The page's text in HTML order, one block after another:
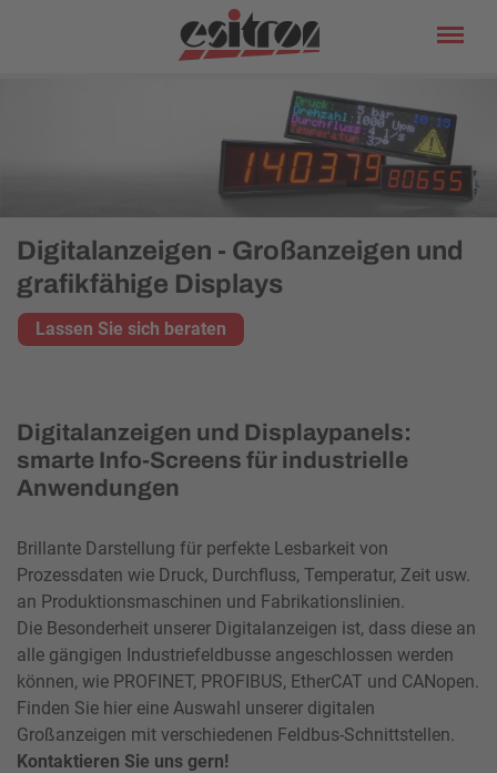
Digitalanzeigen - Großanzeigen und
grafikfähige Displays
Lassen Sie sich beraten
Digitalanzeigen und Displaypanels:
smarte Info-Screens für industrielle
Anwendungen
Brillante Darstellung für perfekte Lesbarkeit von
Prozessdaten wie Druck, Durchfluss, Temperatur, Zeit usw.
an Produktionsmaschinen und Fabrikationslinien.
Die Besonderheit unserer Digitalanzeigen ist, dass diese an
alle gängigen Industriefeldbusse angeschlossen werden
können, wie PROFINET, PROFIBUS, EtherCAT und CANopen.
Finden Sie hier eine Auswahl unserer digitalen
Großanzeigen mit verschiedenen Feldbus-Schnittstellen.
Kontaktieren Sie uns gern!